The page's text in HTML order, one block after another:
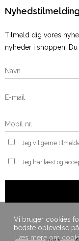
Vi bruger cookies
bedste oplevelse
Læs mere om
Nyhedstilmelding
Tilmeld dig vores
nyheder i shoppen.
Jeg vil gerne
Jeg har læst og